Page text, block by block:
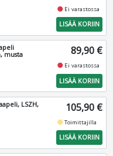
fiber_manual_record Ei varastossa
LISÄÄ KORIIN
musta
89,90 €
fiber_manual_record Ei varastossa
LISÄÄ KORIIN
LSZH,
105,90 €
fiber_manual_recordToimittajilla
LISÄÄ KORIIN